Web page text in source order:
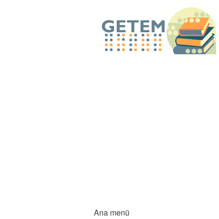
Ana menü